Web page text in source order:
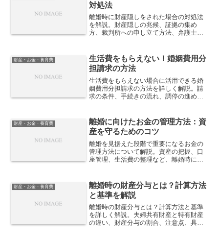
対処法
離婚時に財産隠しをされた場合の対処法
を解説。財産隠しの兆候、証拠の集め
方、裁判所への申し立て方法、弁護士の
財産・お金・養育費
生活費をもらえない！婚姻費用分
担請求の方法
生活費をもらえない場合に活用できる婚
姻費用分担請求の方法を詳しく解説。請
求の条件、手続きの流れ、調停の進め
財産・お金・養育費
離婚に向けたお金の管理方法：資
産を守るためのコツ
離婚を見据えた段階で重要になるお金の
管理方法について解説。資産の把握、口
座管理、生活費の整理など、離婚時に資
財産・お金・養育費
離婚時の財産分与とは？計算方法
と基準を解説
離婚時の財産分与とは？計算方法と基準
を詳しく解説。夫婦共有財産と特有財産
の違い、財産分与の割合、注意点、具体